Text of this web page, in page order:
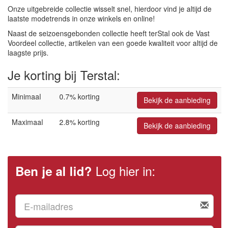
Onze uitgebreide collectie wisselt snel, hierdoor vind je altijd de
laatste modetrends in onze winkels en online!
Naast de seizoensgebonden collectie heeft terStal ook de Vast
Voordeel collectie, artikelen van een goede kwaliteit voor altijd de
laagste prijs.
Je korting bij Terstal:
Minimaal 0.7% korting Bekijk de aanbieding
Maximaal 2.8% korting Bekijk de aanbieding
Ben je al lid? Log hier in: